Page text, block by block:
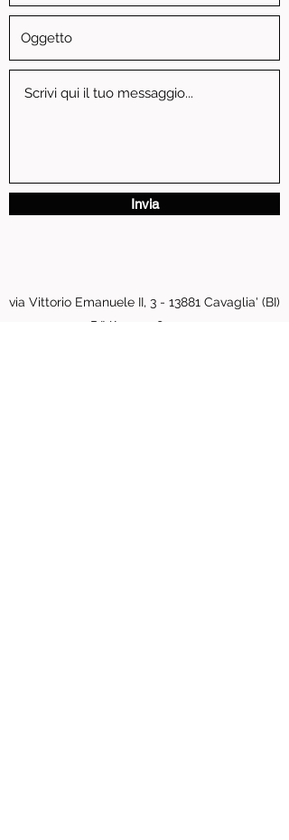
Invia
via Vittorio Emanuele II, 3 - 13881 Cavaglia' (BI)
P.IVA
01739810024